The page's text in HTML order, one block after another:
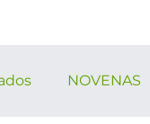
NOVENAS